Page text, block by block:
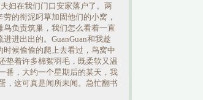
妇在我们门口安家落户了。两
劳的衔泥叼草加固他们的小窝，
鸟负责筑巢，我们怎么看着一直
进进出出的。GuanGuan和我趁
时候偷偷的爬上去看过，鸟窝中
垫着许多棉絮羽毛，既柔软又温
番，大约一个星期后的某天，我
，这可真是闻所未闻。急忙翻书